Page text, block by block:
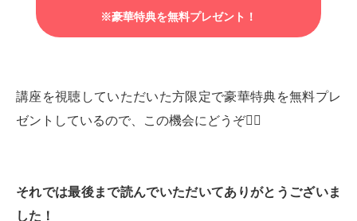
※豪華特典を無料プレゼント！
講座を視聴していただいた方限定で豪華特典を無料プレ
ゼントしているので、この機会にどうぞ💁‍♂️
それでは最後まで読んでいただいてありがとうございま
した！